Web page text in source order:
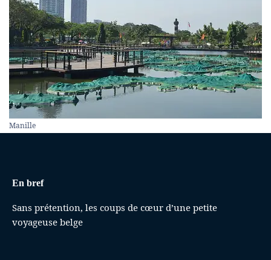
Manille
En bref
Sans prétention, les coups de cœur d’une petite
voyageuse belge